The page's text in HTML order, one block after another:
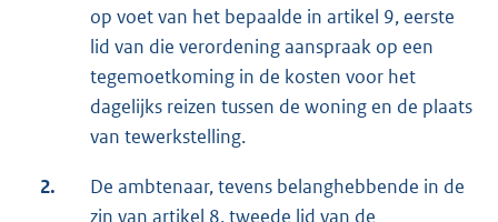
op voet van het bepaalde in artikel 9, eerste
lid van die verordening aanspraak op een
tegemoetkoming in de kosten voor het
dagelijks reizen tussen de woning en de plaats
van tewerkstelling.
2.
De ambtenaar, tevens belanghebbende in de
zin van artikel 8, tweede lid van de